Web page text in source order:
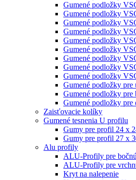
Gumené podložky
Gumené podložky
Gumené podložky
Gumené podložky
Gumené podložky
Gumené podložky
Gumené podložky
Gumené podložky
Gumené podložky
Gumené podložky pre
Gumené podložky pre
Gumené podložky
Zaisťovacie kolíky
Gumené tesnenia U profilu
Gumy pre profil 24 x
Gumy pre profil 27 x
Alu profily
ALU-Profily pre
ALU-Profily pre
Kryt na nalepenie